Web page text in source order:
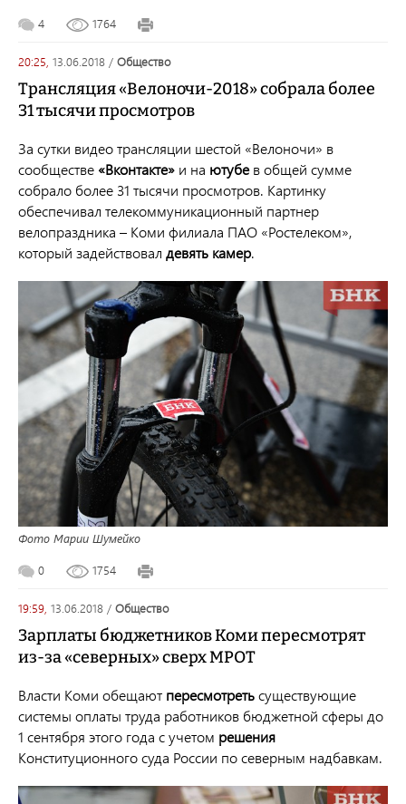
4 1764
20:25, 13.06.2018 / общество
Трансляция «Велоночи-2018» собрала более
31 тысячи просмотров
За сутки видео трансляции шестой «Велоночи» в
сообществе «Вконтакте» и на ютубев общей сумме
собрало более 31 тысячи просмотров. Картинку
обеспечивал телекоммуникационный партнер
велопраздника – Коми филиала ПАО «Ростелеком»,
который задействовал девять камер.
Фото Марии Шумейко
0 1754
19:59, 13.06.2018 / общество
Зарплаты бюджетников Коми пересмотрят
из-за «северных» сверх МРОТ
Власти Коми обещают пересмотретьсуществующие
системы оплаты труда работников бюджетной сферы до
1 сентября этого года с учетом решения
Конституционного суда России по северным надбавкам.